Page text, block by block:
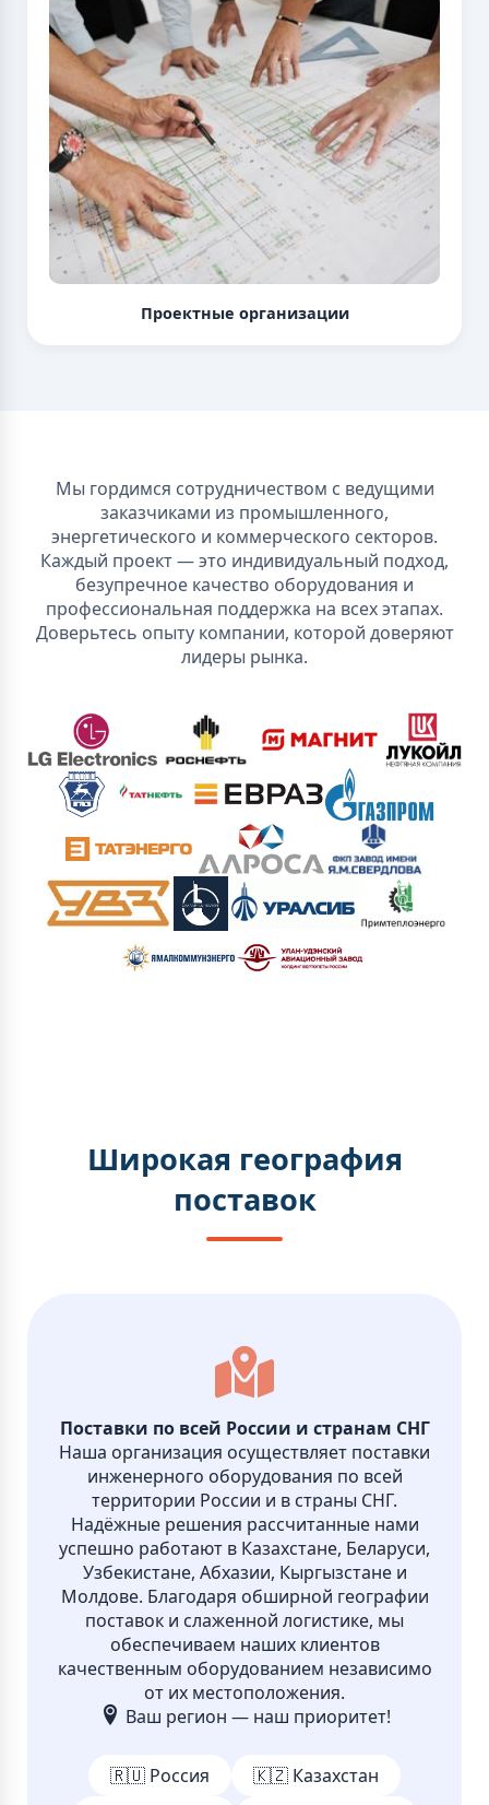
Проектные организации
Мы гордимся сотрудничеством с ведущими
заказчиками из промышленного,
энергетического и коммерческого секторов.
Каждый проект — это индивидуальный подход,
безупречное качество оборудования и
профессиональная поддержка на всех этапах.
Доверьтесь опыту компании, которой доверяют
лидеры рынка.
Широкая география
поставок
Поставки по всей России и странам СНГ
Наша организация осуществляет поставки
инженерного оборудования по всей
территории России и в страны СНГ.
Надёжные решения рассчитанные нами
успешно работают в Казахстане, Беларуси,
Узбекистане, Абхазии, Кыргызстане и
Молдове. Благодаря обширной географии
поставок и слаженной логистике, мы
обеспечиваем наших клиентов
качественным оборудованием независимо
от их местоположения.
Ваш регион — наш приоритет!
🇷🇺 Россия
🇰🇿 Казахстан